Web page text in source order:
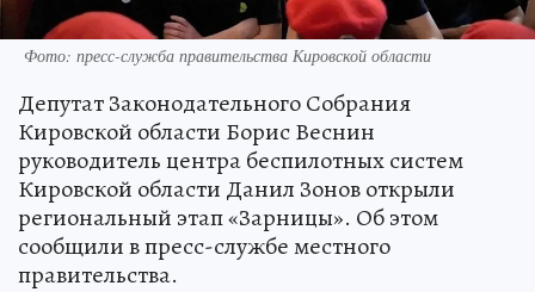
Фото: пресс-служба правительства Кировской области
Депутат Законодательного Собрания
Кировской области Борис Веснин
руководитель центра беспилотных систем
Кировской области Данил Зонов открыли
региональный этап «Зарницы». Об этом
сообщили в пресс-службе местного
правительства.